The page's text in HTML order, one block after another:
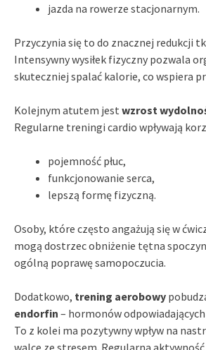
jazda na rowerze stacjonarnym.
Przyczynia się to do znacznej redukcji
Intensywny wysiłek fizyczny pozwala
skuteczniej spalać kalorie, co wspiera
Kolejnym atutem jest wzrost
Regularne treningi cardio wpływają
pojemność płuc,
funkcjonowanie serca,
lepszą formę fizyczną.
Osoby, które często angażują się w
mogą dostrzec obniżenie tętna
ogólną poprawę samopoczucia.
Dodatkowo, trening aerobowy
endorfin – hormonów odpowiadających
To z kolei ma pozytywny wpływ na
walce ze stresem. Regularna